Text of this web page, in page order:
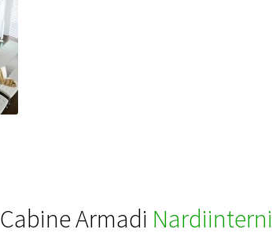
Cabine Armadi Nardiinterni